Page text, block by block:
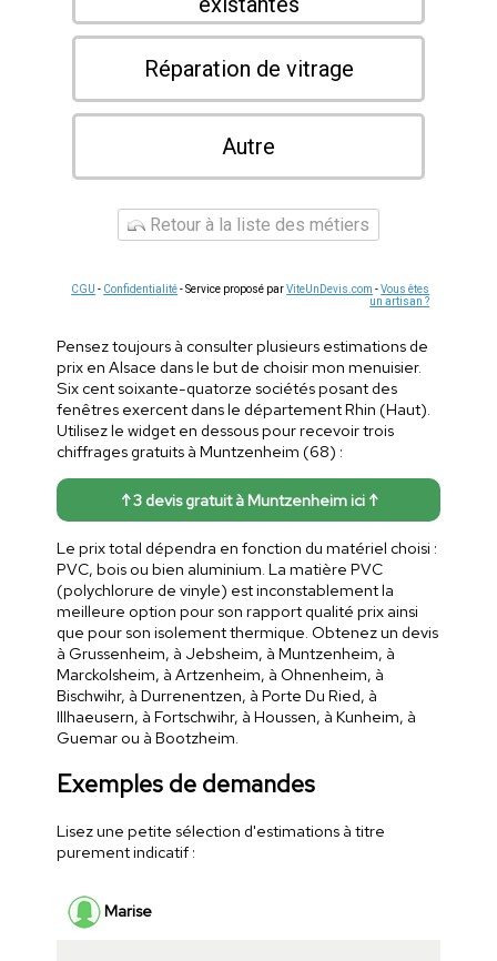
Réparation de vitrage
Autre
Retour à la liste des métiers
CGU - Confidentialité- Service proposé parViteUnDevis.com -Vous êtes
un artisan ?
Pensez toujours à consulter plusieurs estimations de
prix en Alsace dans le but de choisir mon menuisier.
Six cent soixante-quatorze sociétés posant des
fenêtres exercent dans le département Rhin (Haut).
Utilisez le widget en dessous pour recevoir trois
chiffrages gratuits à Muntzenheim (68) :
↑ 3 devis gratuit à Muntzenheim ici ↑
Le prix total dépendra en fonction du matériel choisi :
PVC, bois ou bien aluminium. La matière PVC
(polychlorure de vinyle) est inconstablement la
meilleure option pour son rapport qualité prix ainsi
que pour son isolement thermique. Obtenez un devis
à Grussenheim, à Jebsheim, à Muntzenheim, à
Marckolsheim, à Artzenheim, à Ohnenheim, à
Bischwihr, à Durrenentzen, à Porte Du Ried, à
Illhaeusern, à Fortschwihr, à Houssen, à Kunheim, à
Guemar ou à Bootzheim.
Exemples de demandes
Lisez une petite sélection d'estimations à titre
purement indicatif :
Marise